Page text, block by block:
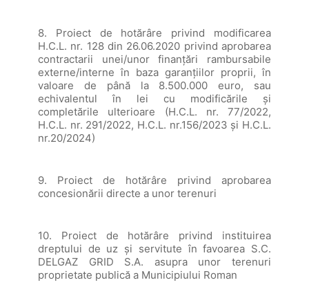
8. Proiect de hotărâre privind modificarea
H.C.L. nr. 128 din 26.06.2020 privind aprobarea
contractarii unei/unor finanțări rambursabile
externe/interne în baza garanțiilor proprii, în
valoare de până la 8.500.000 euro, sau
echivalentul în lei cu modificările și
completările ulterioare (H.C.L. nr. 77/2022,
H.C.L. nr. 291/2022, H.C.L. nr.156/2023 și H.C.L.
nr.20/2024)
9. Proiect de hotărâre privind aprobarea
concesionării directe a unor terenuri
10. Proiect de hotărâre privind instituirea
dreptului de uz și servitute în favoarea S.C.
DELGAZ GRID S.A. asupra unor terenuri
proprietate publică a Municipiului Roman